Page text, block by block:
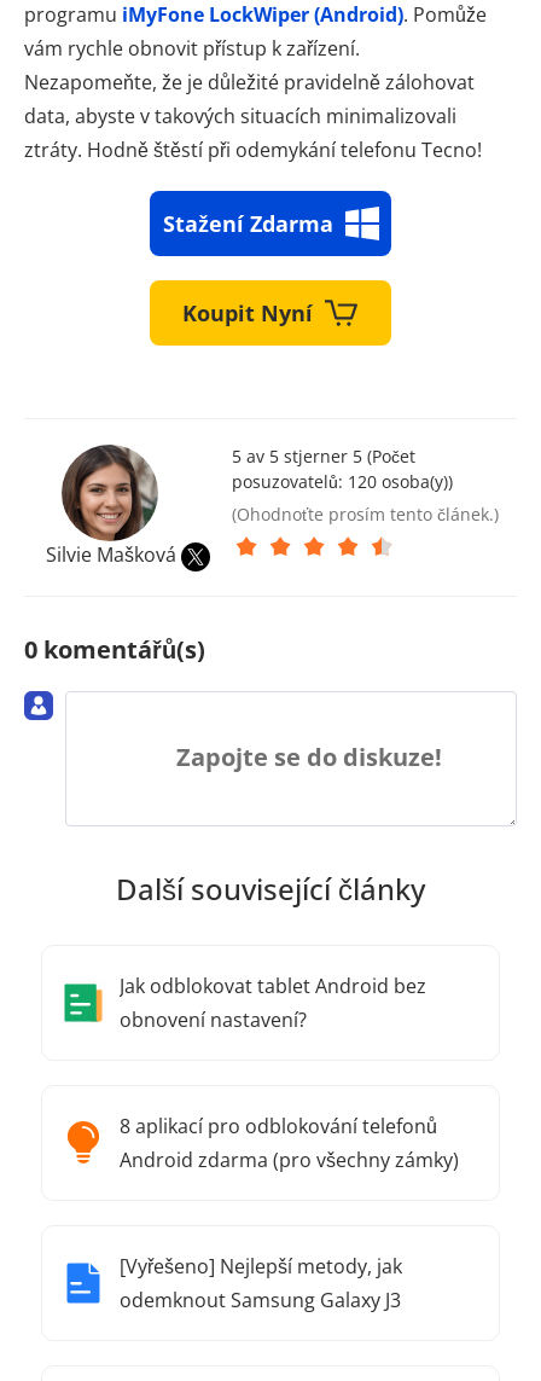
programu iMyFone LockWiper (Android). Pomůže
vám rychle obnovit přístup k zařízení.
Nezapomeňte, že je důležité pravidelně zálohovat
data, abyste v takových situacích minimalizovali
ztráty. Hodně štěstí při odemykání telefonu Tecno!
Stažení Zdarma
Koupit Nyní
Silvie Mašková
5 av 5 stjerner 5 (Počet
posuzovatelů: 120osoba(y))
(Ohodnoťte prosím tento článek.)
0 komentářů(s)
Zapojte se do diskuze!
Další související články
Jak odblokovat tablet Android bez
obnovení nastavení?
8 aplikací pro odblokování telefonů
Android zdarma (pro všechny zámky)
[Vyřešeno] Nejlepší metody, jak
odemknout Samsung Galaxy J3